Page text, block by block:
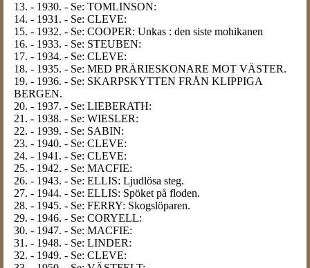
13. - 1930. - Se: TOMLINSON:
14. - 1931. - Se: CLEVE:
15. - 1932. - Se: COOPER: Unkas : den siste mohikanen
16. - 1933. - Se: STEUBEN:
17. - 1934. - Se: CLEVE:
18. - 1935. - Se: MED PRÄRIESKONARE MOT VÄSTER.
19. - 1936. - Se: SKARPSKYTTEN FRÅN KLIPPIGA
BERGEN.
20. - 1937. - Se: LIEBERATH:
21. - 1938. - Se: WIESLER:
22. - 1939. - Se: SABIN:
23. - 1940. - Se: CLEVE:
24. - 1941. - Se: CLEVE:
25. - 1942. - Se: MACFIE:
26. - 1943. - Se: ELLIS: Ljudlösa steg.
27. - 1944. - Se: ELLIS: Spöket på floden.
28. - 1945. - Se: FERRY: Skogslöparen.
29. - 1946. - Se: CORYELL:
30. - 1947. - Se: MACFIE:
31. - 1948. - Se: LINDER:
32. - 1949. - Se: CLEVE: